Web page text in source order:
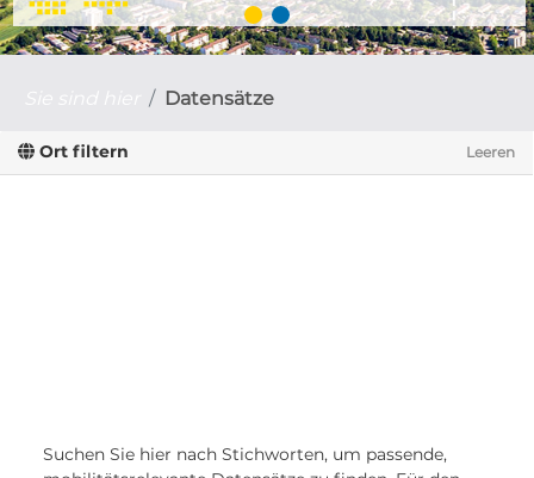
Datensätze
Ort filtern Leeren
Suchen Sie hier nach Stichworten, um passende,